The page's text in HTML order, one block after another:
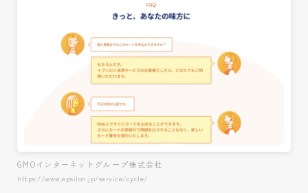
GMOインターネットグループ株式会社
https://www.epsilon.jp/service/cycle/